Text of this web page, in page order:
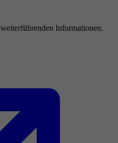
Informationen.